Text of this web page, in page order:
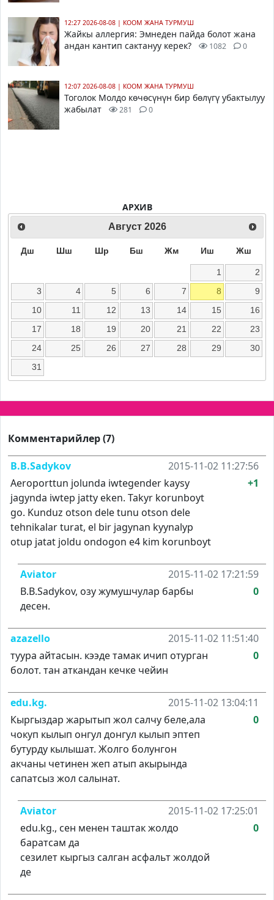
12:27 2026-08-08 | КООМ ЖАНА ТУРМУШ
Жайкы аллергия: Эмнеден пайда болот жана
андан кантип сактануу керек?
1082 0
12:07 2026-08-08 | КООМ ЖАНА ТУРМУШ
Тоголок Молдо көчөсүнүн бир бөлүгү убактылуу
жабылат
281 0
АРХИВ
Август 2026
Дш Шш Шр Бш Жм Иш Жш
1
2
3
4 5 6 7 8
9
10
11 12 13 14 15
16
17
18 19 20 21 22
23
24
25 26 27 28 29
30
31
Комментарийлер (7)
B.B.Sadykov
2015-11-02 11:27:56
Aeroporttun jolunda iwtegender kaysy
jagynda iwtep jatty eken. Takyr korunboyt
go. Kunduz otson dele tunu otson dele
tehnikalar turat, el bir jagynan kyynalyp
otup jatat joldu ondogon e4 kim korunboyt
+1
Aviator
2015-11-02 17:21:59
B.B.Sadykov, озу жумушчулар барбы
десен.
0
azazello
2015-11-02 11:51:40
туура айтасын. кээде тамак ичип отурган
болот. тан аткандан кечке чейин
0
edu.kg.
2015-11-02 13:04:11
Кыргыздар жарытып жол салчу беле,ала
чокуп кылып онгул донгул кылып эптеп
бутурду кылышат. Жолго болунгон
акчаны четинен жеп атып акырында
сапатсыз жол салынат.
0
Aviator
2015-11-02 17:25:01
edu.kg., сен менен таштак жолдо
баратсам да
сезилет кыргыз салган асфальт жолдой
де
0